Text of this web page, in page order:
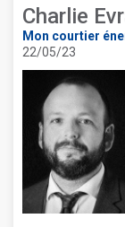
Charlie
Mon courtier
22/05/23